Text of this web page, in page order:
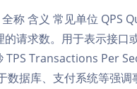
称 含义 常见单位 QPS
的请求数。用于表示接口
TPS Transactions Per
数据库、支付系统等强调